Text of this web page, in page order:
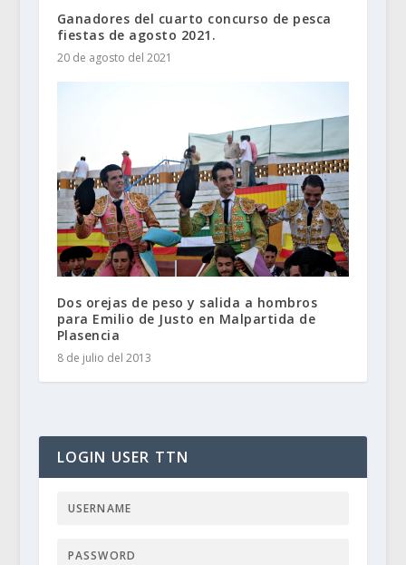
Ganadores del cuarto concurso de pesca
fiestas de agosto 2021.
20 de agosto del 2021
Dos orejas de peso y salida a hombros
para Emilio de Justo en Malpartida de
Plasencia
8 de julio del 2013
LOGIN USER TTN